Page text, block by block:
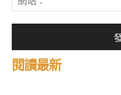
閱讀最新